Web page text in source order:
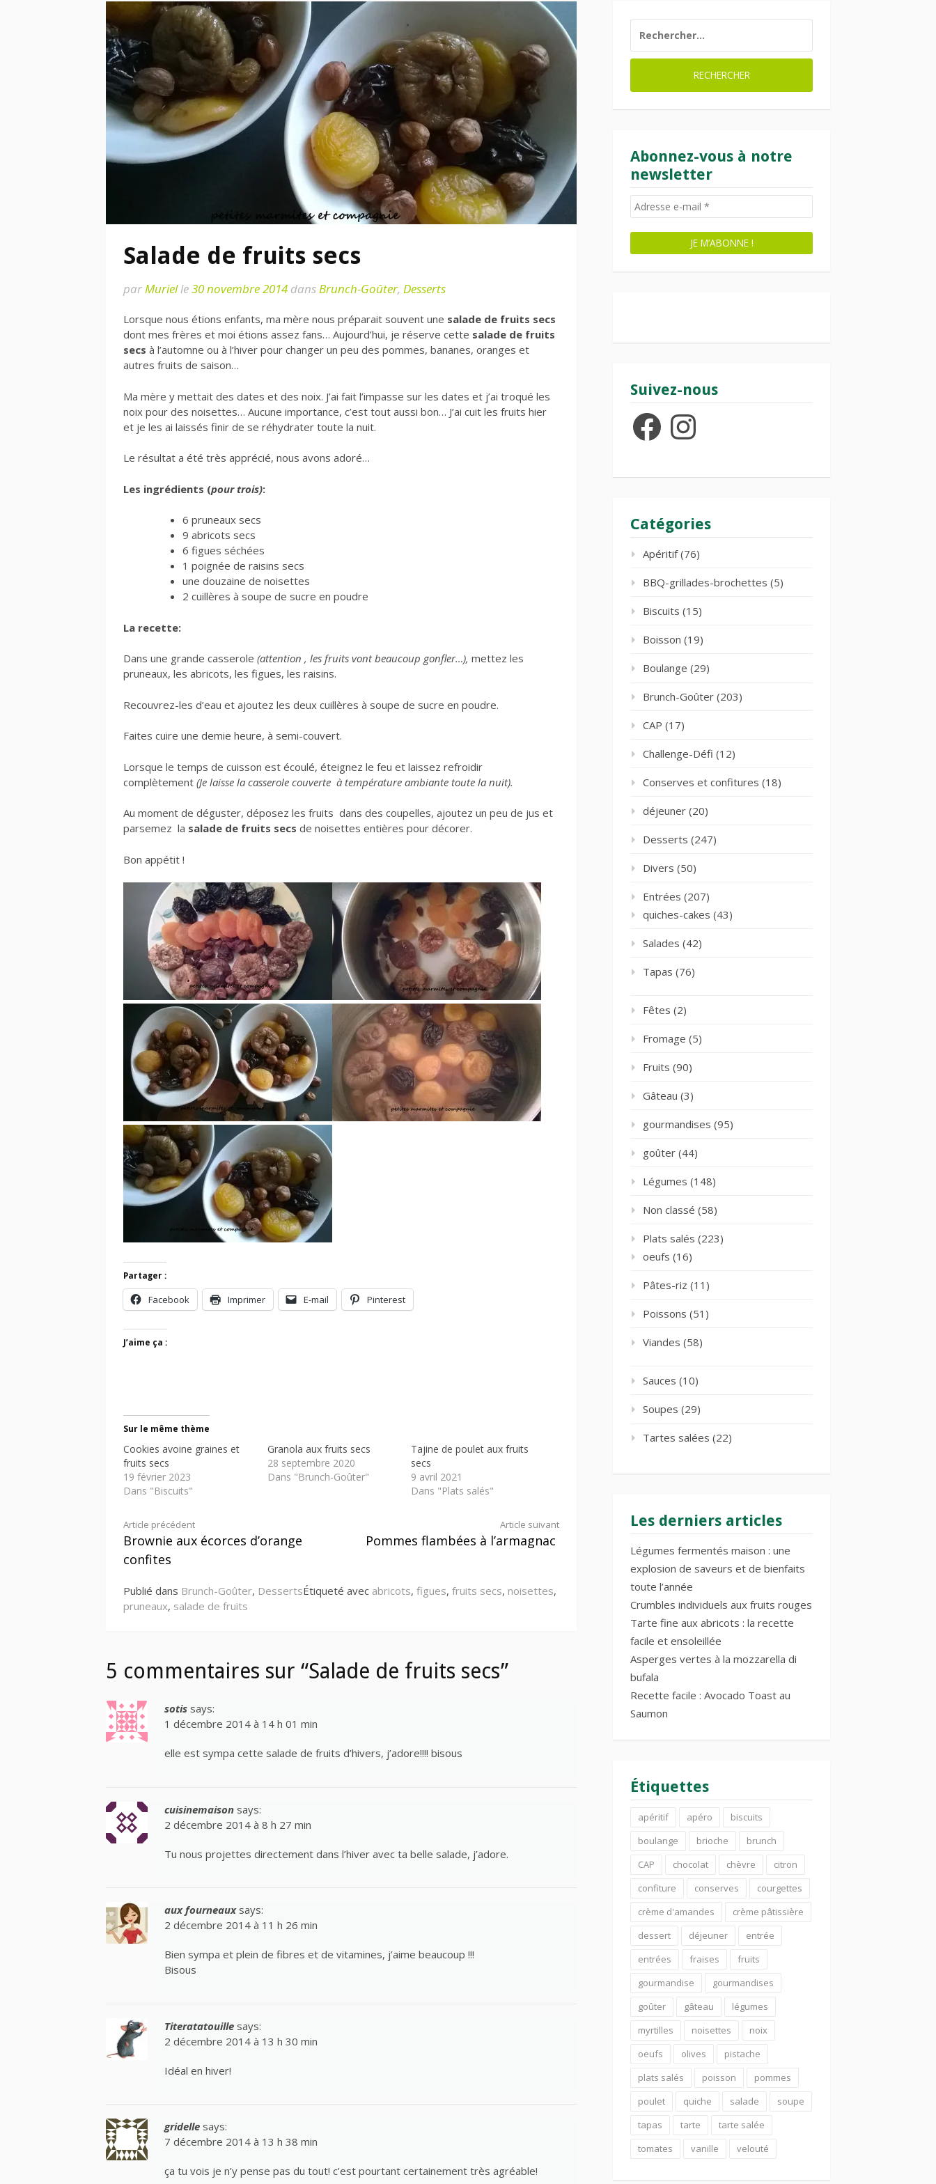
Salade de fruits secs
parMurielle30 novembre 2014 dansBrunch-Goûter, Desserts
Lorsque nous étions enfants, ma mère nous préparait souvent une salade de fruits secs
dont mes frères et moi étions assez fans… Aujourd’hui, je réserve cette salade de fruits
secs à l’automne ou à l’hiver pour changer un peu des pommes, bananes, oranges et
autres fruits de saison…
Ma mère y mettait des dates et des noix. J’ai fait l’impasse sur les dates et j’ai troqué les
noix pour des noisettes… Aucune importance, c’est tout aussi bon… J’ai cuit les fruits hier
et je les ai laissés finir de se réhydrater toute la nuit.
Le résultat a été très apprécié, nous avons adoré…
Les ingrédients (pour trois):
6 pruneaux secs
9 abricots secs
6 figues séchées
1 poignée de raisins secs
une douzaine de noisettes
2 cuillères à soupe de sucre en poudre
La recette:
Dans une grande casserole (attention , les fruits vont beaucoup gonfler…), mettez les
pruneaux, les abricots, les figues, les raisins.
Recouvrez-les d’eau et ajoutez les deux cuillères à soupe de sucre en poudre.
Faites cuire une demie heure, à semi-couvert.
Lorsque le temps de cuisson est écoulé, éteignez le feu et laissez refroidir
complètement (Je laisse la casserole couverte à température ambiante toute la nuit).
Au moment de déguster, déposez les fruits dans des coupelles, ajoutez un peu de jus et
parsemez la salade de fruits secs de noisettes entières pour décorer.
Bon appétit !
Partager :
Facebook Imprimer E-mail Pinterest
J’aime ça :
Sur le même thème
Cookies avoine graines et
fruits secs
19 février 2023
Dans "Biscuits"
Granola aux fruits secs
28 septembre 2020
Dans "Brunch-Goûter"
Tajine de poulet aux fruits
secs
9 avril 2021
Dans "Plats salés"
Lire
la
Article précédent
Brownie aux écorces d’orange
confites
Article suivant
Pommes flambées à l’armagnac
Publié dans Brunch-Goûter, DessertsÉtiqueté avec abricots, figues, fruits secs, noisettes,
pruneaux, salade de fruits
5 commentaires sur “Salade de fruits secs”
sotis says:
1 décembre 2014 à 14 h 01 min
elle est sympa cette salade de fruits d’hivers, j’adore!!!! bisous
cuisinemaison says:
2 décembre 2014 à 8 h 27 min
Tu nous projettes directement dans l’hiver avec ta belle salade, j’adore.
aux fourneaux says:
2 décembre 2014 à 11 h 26 min
Bien sympa et plein de fibres et de vitamines, j’aime beaucoup !!!
Bisous
Titeratatouille says:
2 décembre 2014 à 13 h 30 min
Idéal en hiver!
gridelle says:
7 décembre 2014 à 13 h 38 min
ça tu vois je n’y pense pas du tout! c’est pourtant certainement très agréable!
Abonnez-vous à notre
newsletter
Suivez-nous
FacebookInstagram
Catégories
Apéritif(76)
BBQ-grillades-brochettes (5)
Biscuits (15)
Boisson (19)
Boulange (29)
Brunch-Goûter (203)
CAP (17)
Challenge-Défi (12)
Conserves et confitures (18)
déjeuner (20)
Desserts (247)
Divers (50)
Entrées (207)
quiches-cakes (43)
Salades (42)
Tapas (76)
Fêtes (2)
Fromage (5)
Fruits (90)
Gâteau (3)
gourmandises (95)
goûter (44)
Légumes (148)
Non classé (58)
Plats salés (223)
oeufs (16)
Pâtes-riz (11)
Poissons (51)
Viandes (58)
Sauces (10)
Soupes (29)
Tartes salées (22)
Les derniers articles
Légumes fermentés maison : une
explosion de saveurs et de bienfaits
toute l’année
Crumbles individuels aux fruits rouges
Tarte fine aux abricots : la recette
facile et ensoleillée
Asperges vertes à la mozzarella di
bufala
Recette facile : Avocado Toast au
Saumon
Étiquettes
apéritif apéro
biscuits
boulange
brioche
brunch
CAP
chocolat chèvre
citron
confiture
conserves
courgettes
crème d'amandes
crème pâtissière
dessert
déjeuner
entrée
entrées
fraises
fruits
gourmandise
gourmandises
goûter
gâteau
légumes
myrtilles
noisettes
noix
oeufs
olives
pistache
plats salés
poisson
pommes
poulet
quiche salade
soupe
tapas
tarte
tarte salée
tomates
vanille velouté